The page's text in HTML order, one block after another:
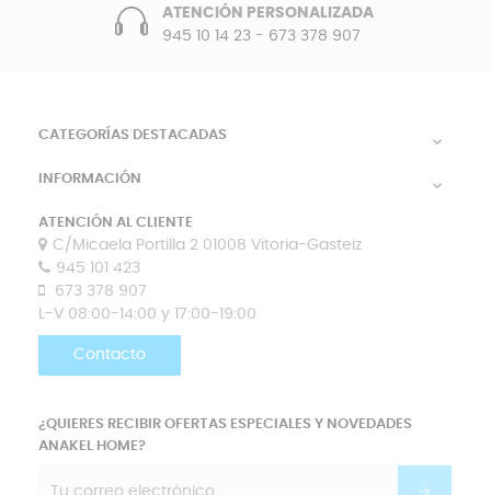
ATENCIÓN PERSONALIZADA
945 10 14 23- 673 378 907
CATEGORÍAS DESTACADAS 
INFORMACIÓN 
ATENCIÓN AL CLIENTE
C/Micaela Portilla 2 01008 Vitoria-Gasteiz
945 101 423
673 378 907
L-V 08:00-14:00 y 17:00-19:00
Contacto
¿QUIERES RECIBIR OFERTAS ESPECIALES Y NOVEDADES
ANAKEL HOME?